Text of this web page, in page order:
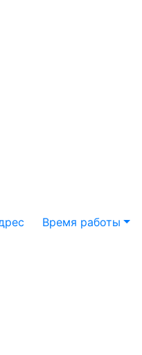
Время работы